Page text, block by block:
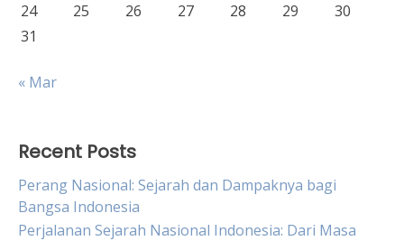
24
25 26 27 28 29
30
31
« Mar
Recent Posts
Perang Nasional: Sejarah dan Dampaknya bagi
Bangsa Indonesia
Perjalanan Sejarah Nasional Indonesia: Dari Masa